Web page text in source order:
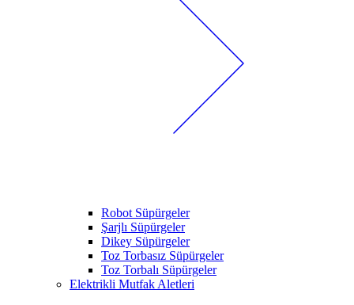
Robot Süpürgeler
Şarjlı Süpürgeler
Dikey Süpürgeler
Toz Torbasız Süpürgeler
Toz Torbalı Süpürgeler
Elektrikli Mutfak Aletleri